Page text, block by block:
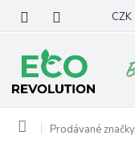
obsah
CZK
Domů Prodávané značky